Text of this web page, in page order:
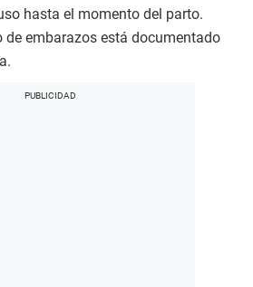
hasta el momento del parto.
de embarazos está documentado